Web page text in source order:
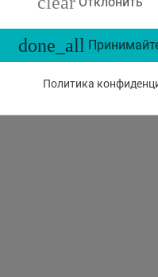
done_all
Политика